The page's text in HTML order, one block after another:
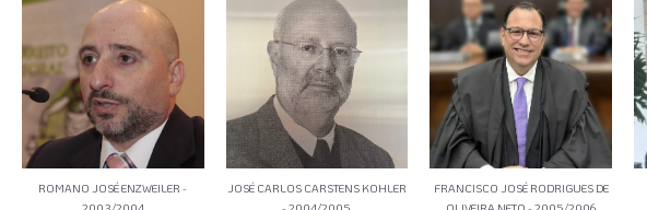
ROMANO JOSÉ ENZWEILER -
JOSÉ CARLOS CARSTENS KOHLER
FRANCISCO JOSÉ RODRIGUES DE